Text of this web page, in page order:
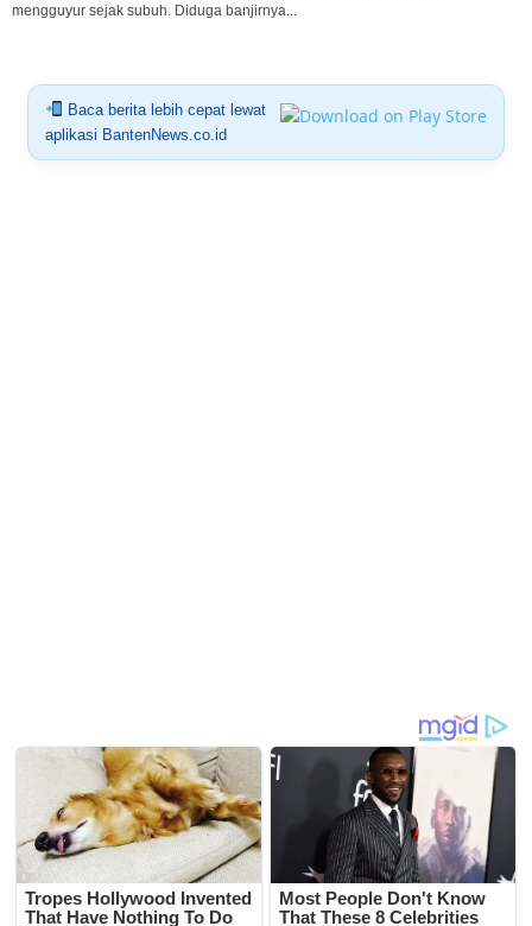
mengguyur sejak subuh. Diduga banjirnya...
Baca berita lebih cepat lewat
aplikasi BantenNews.co.id